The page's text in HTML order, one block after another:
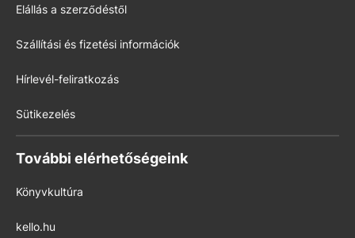
Elállás a szerződéstől
Szállítási és fizetési információk
Hírlevél-feliratkozás
Sütikezelés
További elérhetőségeink
Könyvkultúra
kello.hu